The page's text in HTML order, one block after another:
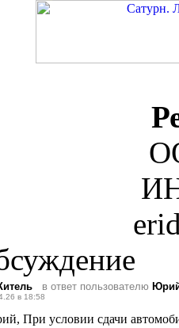
в ответ пользователю
в 18:58
При условии сдачи